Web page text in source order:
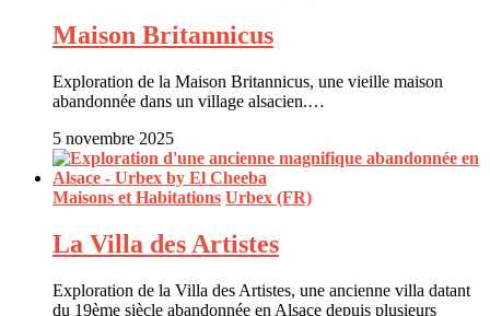
Maison Britannicus
Exploration de la Maison Britannicus, une vieille maison
abandonnée dans un village alsacien.…
5 novembre 2025
Maisons et Habitations Urbex (FR)
La Villa des Artistes
Exploration de la Villa des Artistes, une ancienne villa datant
du 19ème siècle abandonnée en Alsace depuis plusieurs